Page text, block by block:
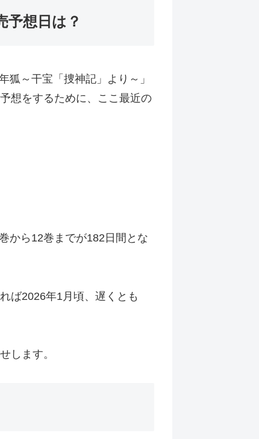
予想日は？
～干宝「捜神記」より～」
想をするために、ここ最近の
から12巻までが182日間とな
ば2026年1月頃、遅くとも
します。